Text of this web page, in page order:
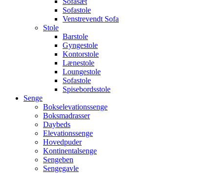
Sofastole
Venstrevendt Sofa
Stole
Barstole
Gyngestole
Kontorstole
Lænestole
Loungestole
Sofastole
Spisebordsstole
Senge
Bokselevationssenge
Boksmadrasser
Daybeds
Elevationssenge
Hovedpuder
Kontinentalsenge
Sengeben
Sengegavle